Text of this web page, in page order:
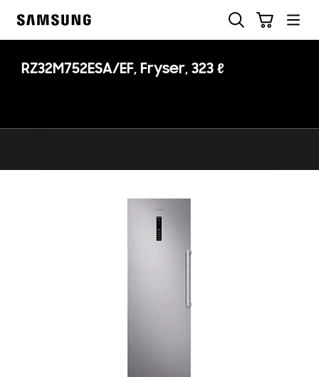
RZ32M752ESA/EF, Fryser, 323 ℓ